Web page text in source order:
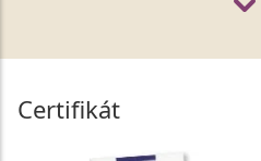
Certifikát